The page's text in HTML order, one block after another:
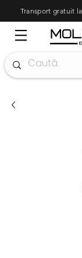
Transport gratuit